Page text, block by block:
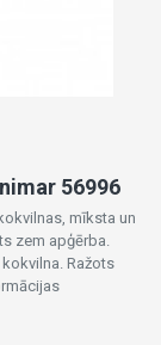
56996
mīksta un
zem apģērba.
Ražots